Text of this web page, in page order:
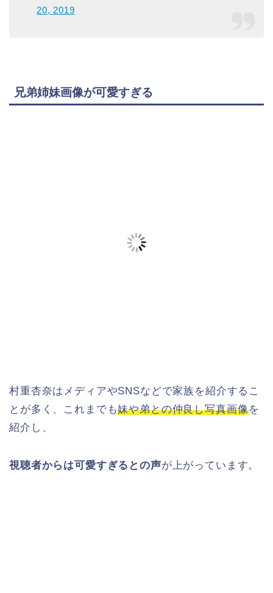
20, 2019
兄弟姉妹画像が可愛すぎる
村重杏奈はメディアやSNSなどで家族を紹介するこ
とが多く、これまでも妹や弟との仲良し写真画像を
紹介し、
視聴者からは可愛すぎるとの声が上がっています。